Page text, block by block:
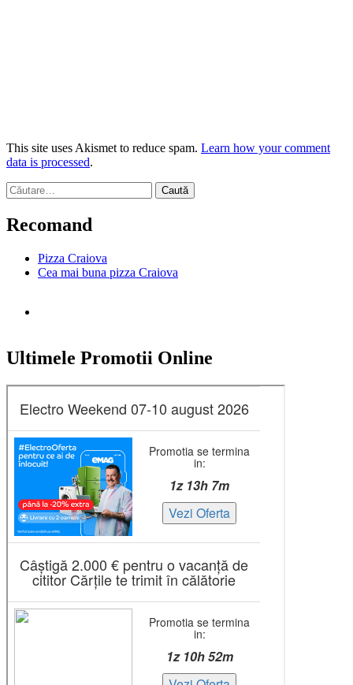
This site uses Akismet to reduce spam. Learn how your comment
data is processed.
Caută
după:
Recomand
Pizza Craiova
Cea mai buna pizza Craiova
Ultimele Promotii Online